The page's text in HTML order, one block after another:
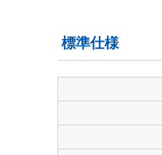
標準仕様